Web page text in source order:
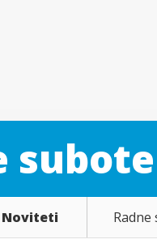
Noviteti Radne